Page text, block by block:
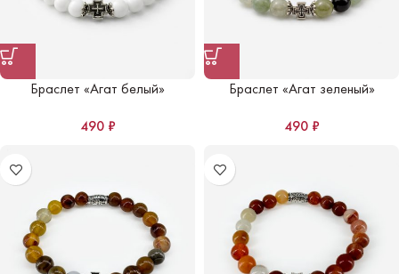
Браслет «Агат белый»
490 ₽
Браслет «Агат зеленый»
490 ₽